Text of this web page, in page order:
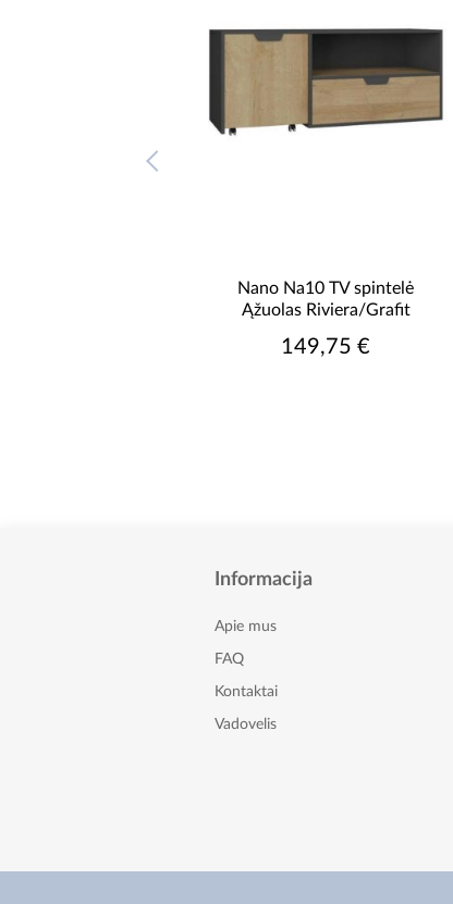
Nano Na10 TV spintelė
Ąžuolas Riviera/Grafit
149,75 €
Informacija
Apie mus
FAQ
Kontaktai
Vadovelis